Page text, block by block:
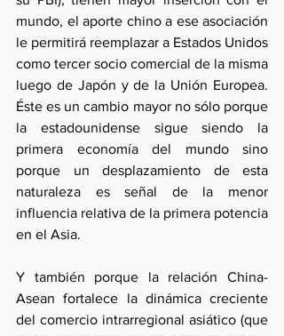
mundo, el aporte chino a ese asociación
le permitirá reemplazar a Estados Unidos
como tercer socio comercial de la misma
luego de Japón y de la Unión Europea.
Éste es un cambio mayor no sólo porque
la estadounidense sigue siendo la
primera economía del mundo sino
porque un desplazamiento de esta
naturaleza es señal de la menor
influencia relativa de la primera potencia
en el Asia.
Y también porque la relación China-
Asean fortalece la dinámica creciente
del comercio intrarregional asiático (que